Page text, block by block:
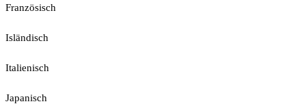
Französisch
Isländisch
Italienisch
Japanisch